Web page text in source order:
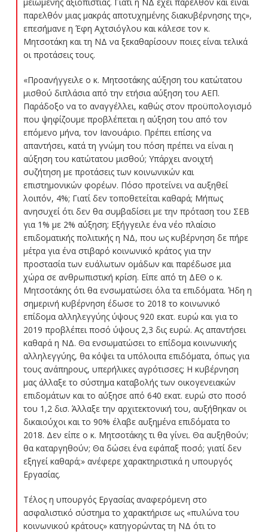
παρελθόν μιας μακράς αποτυχημένης διακυβέρνησης της»,
επεσήμανε η Έφη Αχτσιόγλου και κάλεσε τον κ.
Μητσοτάκη και τη ΝΔ να ξεκαθαρίσουν ποιες είναι τελικά
οι προτάσεις τους.
«Προανήγγειλε ο κ. Μητσοτάκης αύξηση του κατώτατου
μισθού διπλάσια από την ετήσια αύξηση του ΑΕΠ.
Παράδοξο να το αναγγέλλει, καθώς στον προϋπολογισμό
που ψηφίζουμε προβλέπεται η αύξηση του από τον
επόμενο μήνα, τον Ιανουάριο. Πρέπει επίσης να
απαντήσει, κατά τη γνώμη του πόση πρέπει να είναι η
αύξηση του κατώτατου μισθού; Υπάρχει ανοιχτή
συζήτηση με προτάσεις των κοινωνικών και
επιστημονικών φορέων. Πόσο προτείνει να αυξηθεί
λοιπόν, 4%; Γιατί δεν τοποθετείται καθαρά; Μήπως
ανησυχεί ότι δεν θα συμβαδίσει με την πρόταση του ΣΕΒ
για 1% με 2% αύξηση; Εξήγγειλε ένα νέο πλαίσιο
επιδοματικής πολιτικής η ΝΔ, που ως κυβέρνηση δε πήρε
μέτρα για ένα στιβαρό κοινωνικό κράτος για την
προστασία των ευάλωτων ομάδων και παρέδωσε μια
χώρα σε ανθρωπιστική κρίση. Είπε από τη ΔΕΘ ο κ.
Μητσοτάκης ότι θα ενσωματώσει όλα τα επιδόματα. Ήδη η
σημερινή κυβέρνηση έδωσε το 2018 το κοινωνικό
επίδομα αλληλεγγύης ύψους 920 εκατ. ευρώ και για το
2019 προβλέπει ποσό ύψους 2,3 δις ευρώ. Ας απαντήσει
καθαρά η ΝΔ. Θα ενσωματώσει το επίδομα κοινωνικής
αλληλεγγύης, θα κόψει τα υπόλοιπα επιδόματα, όπως για
τους ανάπηρους, υπερήλικες αγρότισσες; Η κυβέρνηση
μας άλλαξε το σύστημα καταβολής των οικογενειακών
επιδομάτων και το αύξησε από 640 εκατ. ευρώ στο ποσό
του 1,2 δισ. Άλλαξε την αρχιτεκτονική του, αυξήθηκαν οι
δικαιούχοι και το 90% έλαβε αυξημένα επιδόματα το
2018. Δεν είπε ο κ. Μητσοτάκης τι θα γίνει. Θα αυξηθούν;
θα καταργηθούν; Θα δώσει ένα εφάπαξ ποσό; γιατί δεν
εξηγεί καθαρά;» ανέφερε χαρακτηριστικά η υπουργός
Εργασίας.
Τέλος η υπουργός Εργασίας αναφερόμενη στο
ασφαλιστικό σύστημα το χαρακτήρισε ως «πυλώνα του
κοινωνικού κράτους» κατηγορώντας τη ΝΔ ότι το